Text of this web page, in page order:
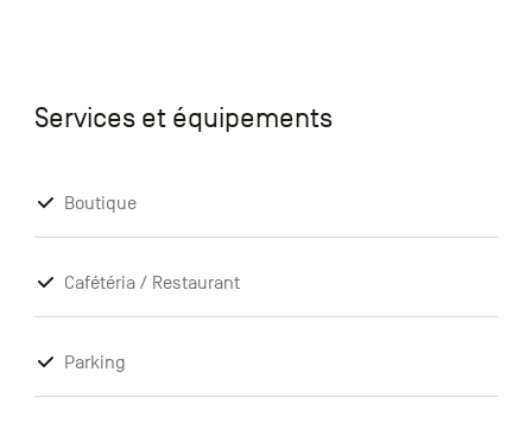
Services et équipements
Boutique
Cafétéria / Restaurant
Parking